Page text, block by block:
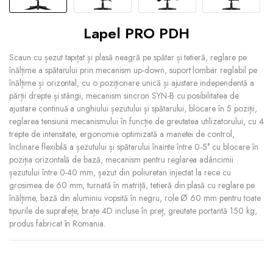
Lapel PRO PDH
Scaun cu șezut tapițat și plasă neagră pe spătar și tetieră, reglare pe
înălțime a spătarului prin mecanism up-down, suport lombar reglabil pe
înălțime și orizontal, cu o poziționare unică și ajustare independentă a
părții drepte și stângi, mecanism sincron SYN-B cu posibilitatea de
ajustare continuă a unghiului șezutului și spătarului, blocare în 5 poziții,
reglarea tensiunii mecanismului în funcție de greutatea utilizatorului, cu 4
trepte de intensitate, ergonomie optimizată a manetei de control,
înclinare flexibilă a șezutului și spătarului înainte între 0-5° cu blocare în
poziția orizontală de bază, mecanism pentru reglarea adâncimii
șezutului între 0-40 mm, șezut din poliuretan injectat la rece cu
grosimea de 60 mm, turnată în matriță, tetieră din plasă cu reglare pe
înălțime, bază din aluminiu vopsită în negru, role Ø 60 mm pentru toate
tipurile de suprafețe, brațe 4D incluse în preț, greutate portantă 150 kg,
produs fabricat în Romania.